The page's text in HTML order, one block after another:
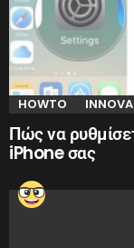
HOWTO
Πώς να
iPhone σας